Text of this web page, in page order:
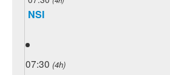
NSI
07:30 (4h)